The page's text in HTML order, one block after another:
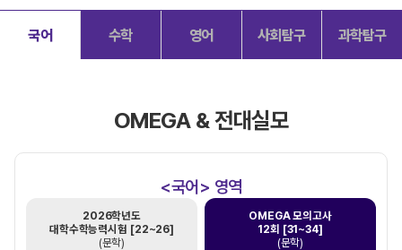
국어 수학 영어 사회탐구 과학탐구
OMEGA & 전대실모
<국어> 영역
2026학년도
대학수학능력시험 [22~26]
(문학)
OMEGA 모의고사
12회 [31~34]
(문학)